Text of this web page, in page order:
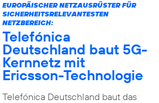
EUROPÄISCHER NETZAUSRÜSTER FÜR
SICHERHEITSRELEVANTESTEN
NETZBEREICH:
Telefónica
Deutschland baut 5G-
Kernnetz mit
Ericsson-Technologie
Telefónica Deutschland baut das